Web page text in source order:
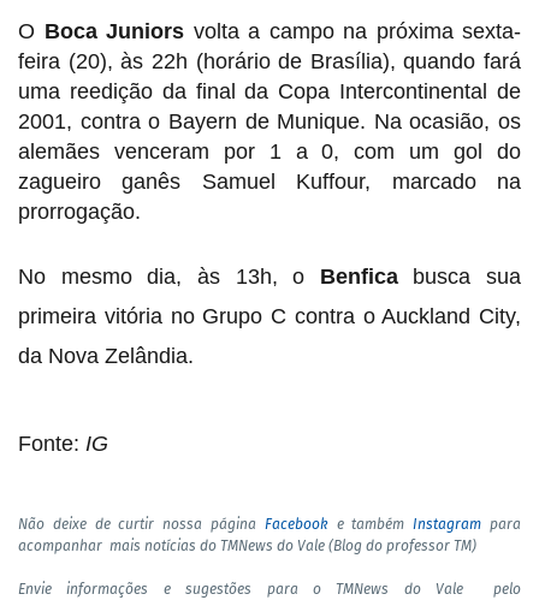
O Boca Juniors volta a campo na próxima sexta-
feira (20), às 22h (horário de Brasília), quando fará
uma reedição da final da Copa Intercontinental de
2001, contra o Bayern de Munique. Na ocasião, os
alemães venceram por 1 a 0, com um gol do
zagueiro ganês Samuel Kuffour, marcado na
prorrogação.
No mesmo dia, às 13h, o Benficabusca sua
primeira vitória no Grupo C contra o Auckland City,
da Nova Zelândia.
Fonte: IG
Não deixe de curtir nossa página Facebooke também Instagram para
acompanhar mais notícias do TMNews do Vale (Blog do professor TM)
Envie informações e sugestões para o TMNews do Vale pelo